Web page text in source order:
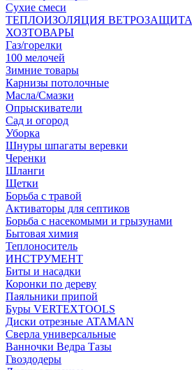
Сухие смеси
ТЕПЛОИЗОЛЯЦИЯ ВЕТРОЗАЩИТА
ХОЗТОВАРЫ
Газ/горелки
100 мелочей
Зимние товары
Карнизы потолочные
Масла/Смазки
Опрыскиватели
Сад и огород
Уборка
Шнуры шпагаты веревки
Черенки
Шланги
Щетки
Борьба с травой
Активаторы для септиков
Борьба с насекомыми и грызунами
Бытовая химия
Теплоноситель
ИНСТРУМЕНТ
Биты и насадки
Коронки по дереву
Паяльники припой
Буры VERTEXTOOLS
Диски отрезные ATAMAN
Сверла универсальные
Ванночки Ведра Тазы
Гвоздодеры